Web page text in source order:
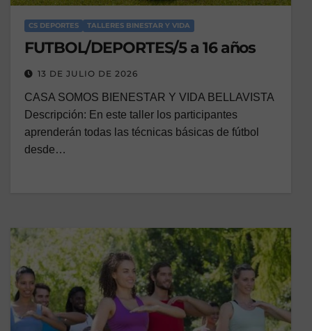
CS DEPORTES TALLERES BINESTAR Y VIDA
FUTBOL/DEPORTES/5 a 16 años
13 DE JULIO DE 2026
CASA SOMOS BIENESTAR Y VIDA BELLAVISTA
Descripción: En este taller los participantes
aprenderán todas las técnicas básicas de fútbol
desde…